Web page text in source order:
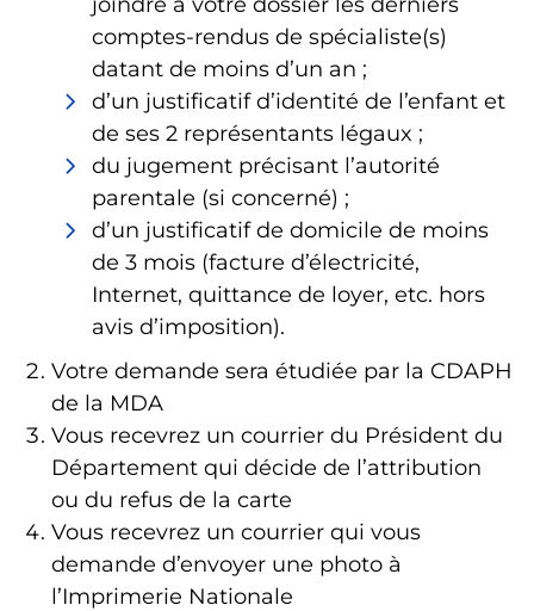
comptes-rendus de spécialiste(s)
datant de moins d’un an ;
d’un justificatif d’identité de l’enfant et
de ses 2 représentants légaux ;
du jugement précisant l’autorité
parentale (si concerné) ;
d’un justificatif de domicile de moins
de 3 mois (facture d’électricité,
Internet, quittance de loyer, etc. hors
avis d’imposition).
Votre demande sera étudiée par la CDAPH
de la MDA
Vous recevrez un courrier du Président du
Département qui décide de l’attribution
ou du refus de la carte
Vous recevrez un courrier qui vous
demande d’envoyer une photo à
l’Imprimerie Nationale